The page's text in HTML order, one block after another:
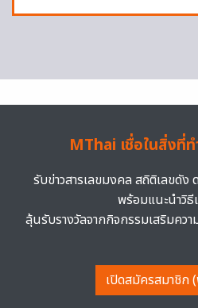
MThai เชื่อในสิ่งที่ท
รับข่าวสารเลขมงคล สถิติเลขดัง
พร้อมแนะนำวิธี
ลุ้นรับรางวัลจากกิจกรรมเสริมคว
เปิดสมัครสมาชิก